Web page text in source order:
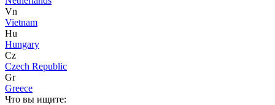
Vn
Vietnam
Hu
Hungary
Cz
Czech Republic
Gr
Greece
Что вы ищите: